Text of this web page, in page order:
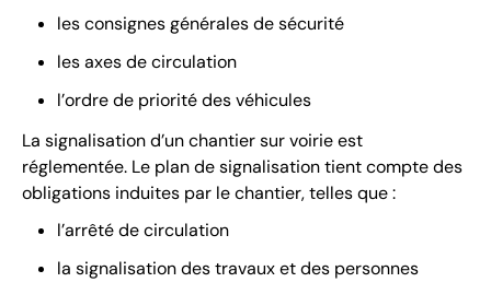
les consignes générales de sécurité
les axes de circulation
l’ordre de priorité des véhicules
La signalisation d’un chantier sur voirie est
réglementée. Le plan de signalisation tient compte des
obligations induites par le chantier, telles que :
l’arrêté de circulation
la signalisation des travaux et des personnes